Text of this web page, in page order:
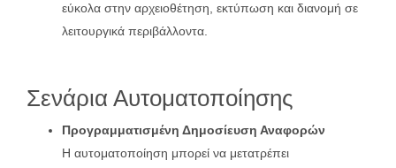
εύκολα στην αρχειοθέτηση, εκτύπωση και διανομή σε
λειτουργικά περιβάλλοντα.
Σενάρια Αυτοματοποίησης
Προγραμματισμένη Δημοσίευση Αναφορών
Η αυτοματοποίηση μπορεί να μετατρέπει